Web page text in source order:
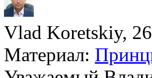
Vlad Koretskiy,
Материал: